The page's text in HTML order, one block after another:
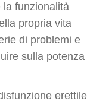
la funzionalità
propria vita
di problemi e
sulla potenza
erettile